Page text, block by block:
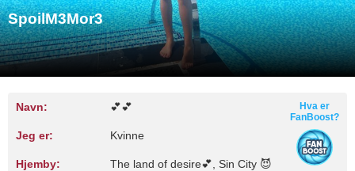
SpoilM3Mor3
Navn: 💕💕
Jeg er: Kvinne
Hjemby: The land of desire💕, Sin City 😈
Hva er
FanBoost?